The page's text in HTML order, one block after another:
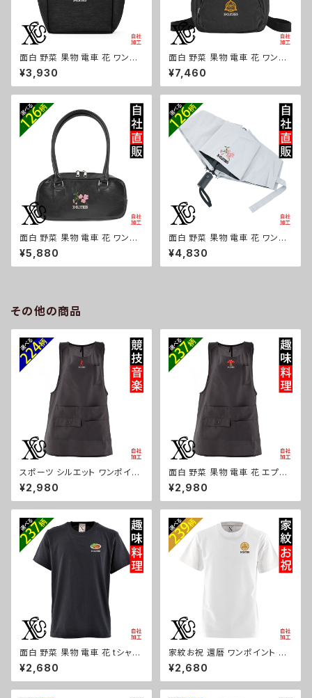
面白 野菜 果物 電車 花 ワンポ
イント 刺繍保冷保温 ランチバッ
グ 買い物バッグ トートバッグ レ
ディース メンズ おしゃれ 雑貨
ンゴ ラーメン 餃子 鳥獣戯画 富
士山 パチンコ ori-a-bg179-b
09-s
¥3,930
面白 野菜 果物 電車 花 ワンポ
イント 刺繍撥水 リュック レディ
ース 大容量 8ポケット ナイロン
軽量 軽い おしゃれ 雑貨 グッズ
ーメン 餃子 鳥獣戯画 富士山 パ
チンコ ori-a-bg178-b09-s
¥7,460
面白 野菜 果物 電車 花 ワンポ
イント 刺繍上品なシボ感 横長
ショルダーバッグ レディース ミ
ニボストン 軽量 雑貨 グッズ 自
¥5,880
面白 野菜 果物 電車 花 ワンポ
イント 刺繍【形状記憶+自動開
閉】 折りたたみ傘 レディース メ
ンズ 55cm 晴雨兼用 UVカット
¥4,830
その他の商品
スポーツ シルエット ワンポイン
ト エプロン 刺繍 ワンピース レ
ディース 撥水加工 おしゃれ か
わいい 脇ボタン マタニティ ミド
無地 サロン リボン ブラック 黒
グッズ 文字 面白い おもしろ 卒
団 記念品 部活 卒業 ori-a-tao
15-b08-s
¥2,980
面白 野菜 果物 電車 花 エプロ
ン リアル 刺繍 プレゼント ワン
ポイント ワンピース レディース
撥水加工 おしゃれ かわいい 脇
保育士 カフェ 無地 サロン 黒
柄 グッズ ori-a-tao15-b09-s
¥2,980
面白 野菜 果物 電車 花 tシャツ
リアル 刺繍 プレゼント 5.6oz
オリジナル 半袖 Tシャツ メンズ
ワンポイント ロゴ おしゃれ カッ
¥2,680
家紋お祝 還暦 ワンポイント 刺
繍 オリジナル5.6oz オリジナル
半袖 Tシャツ メンズ ロゴ おし
ゃれ tシャツ 無地 カットソー 和
¥2,680